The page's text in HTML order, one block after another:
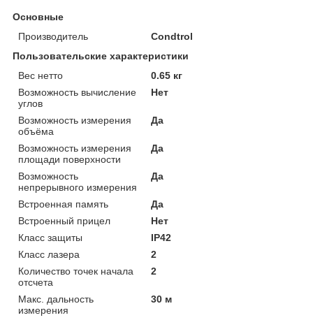
Основные
Производитель
Condtrol
Пользовательские характеристики
Вес нетто
0.65 кг
Возможность вычисление
углов
Нет
Возможность измерения
объёма
Да
Возможность измерения
площади поверхности
Да
Возможность
непрерывного измерения
Да
Встроенная память
Да
Встроенный прицел
Нет
Класс защиты
IP42
Класс лазера
2
Количество точек начала
отсчета
2
Макс. дальность
измерения
30 м